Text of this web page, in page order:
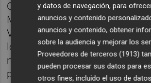
Quiso retomar el dominio del
Mestalla con la entrada en el
Víctor JR, Pol Trigueros y
los que se unió Jaume Durà
mayor posesión del balón y
presencia en campo contrario.
y datos de navegación, para
anuncios y contenido
anuncios y contenido, obtener
sobre la audiencia y mejorar los
Proveedores de terceros (1913)
pueden procesar sus datos para
otros fines, incluido el uso de